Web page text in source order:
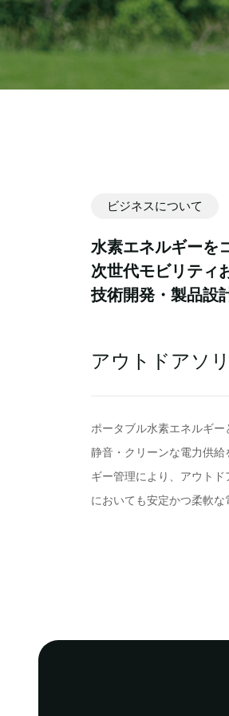
ビジネスについて
水素エネルギーを
次世代モビリティ
技術開発・製品設
アウトドアソ
ポータブル水素エネルギー
静音・クリーンな電力供
ギー管理により、アウト
においても安定かつ柔軟な